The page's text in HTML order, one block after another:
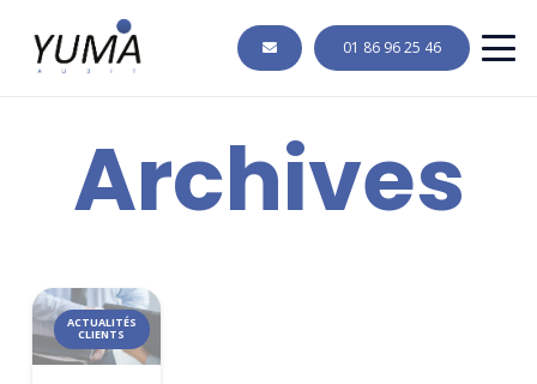
01 86 96 25 46
Archives
ACTUALITÉS
CLIENTS